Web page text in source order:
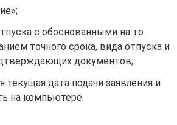
с обоснованными на то
точного срока, вида отпуска и
документов;
дата подачи заявления и
на компьютере.